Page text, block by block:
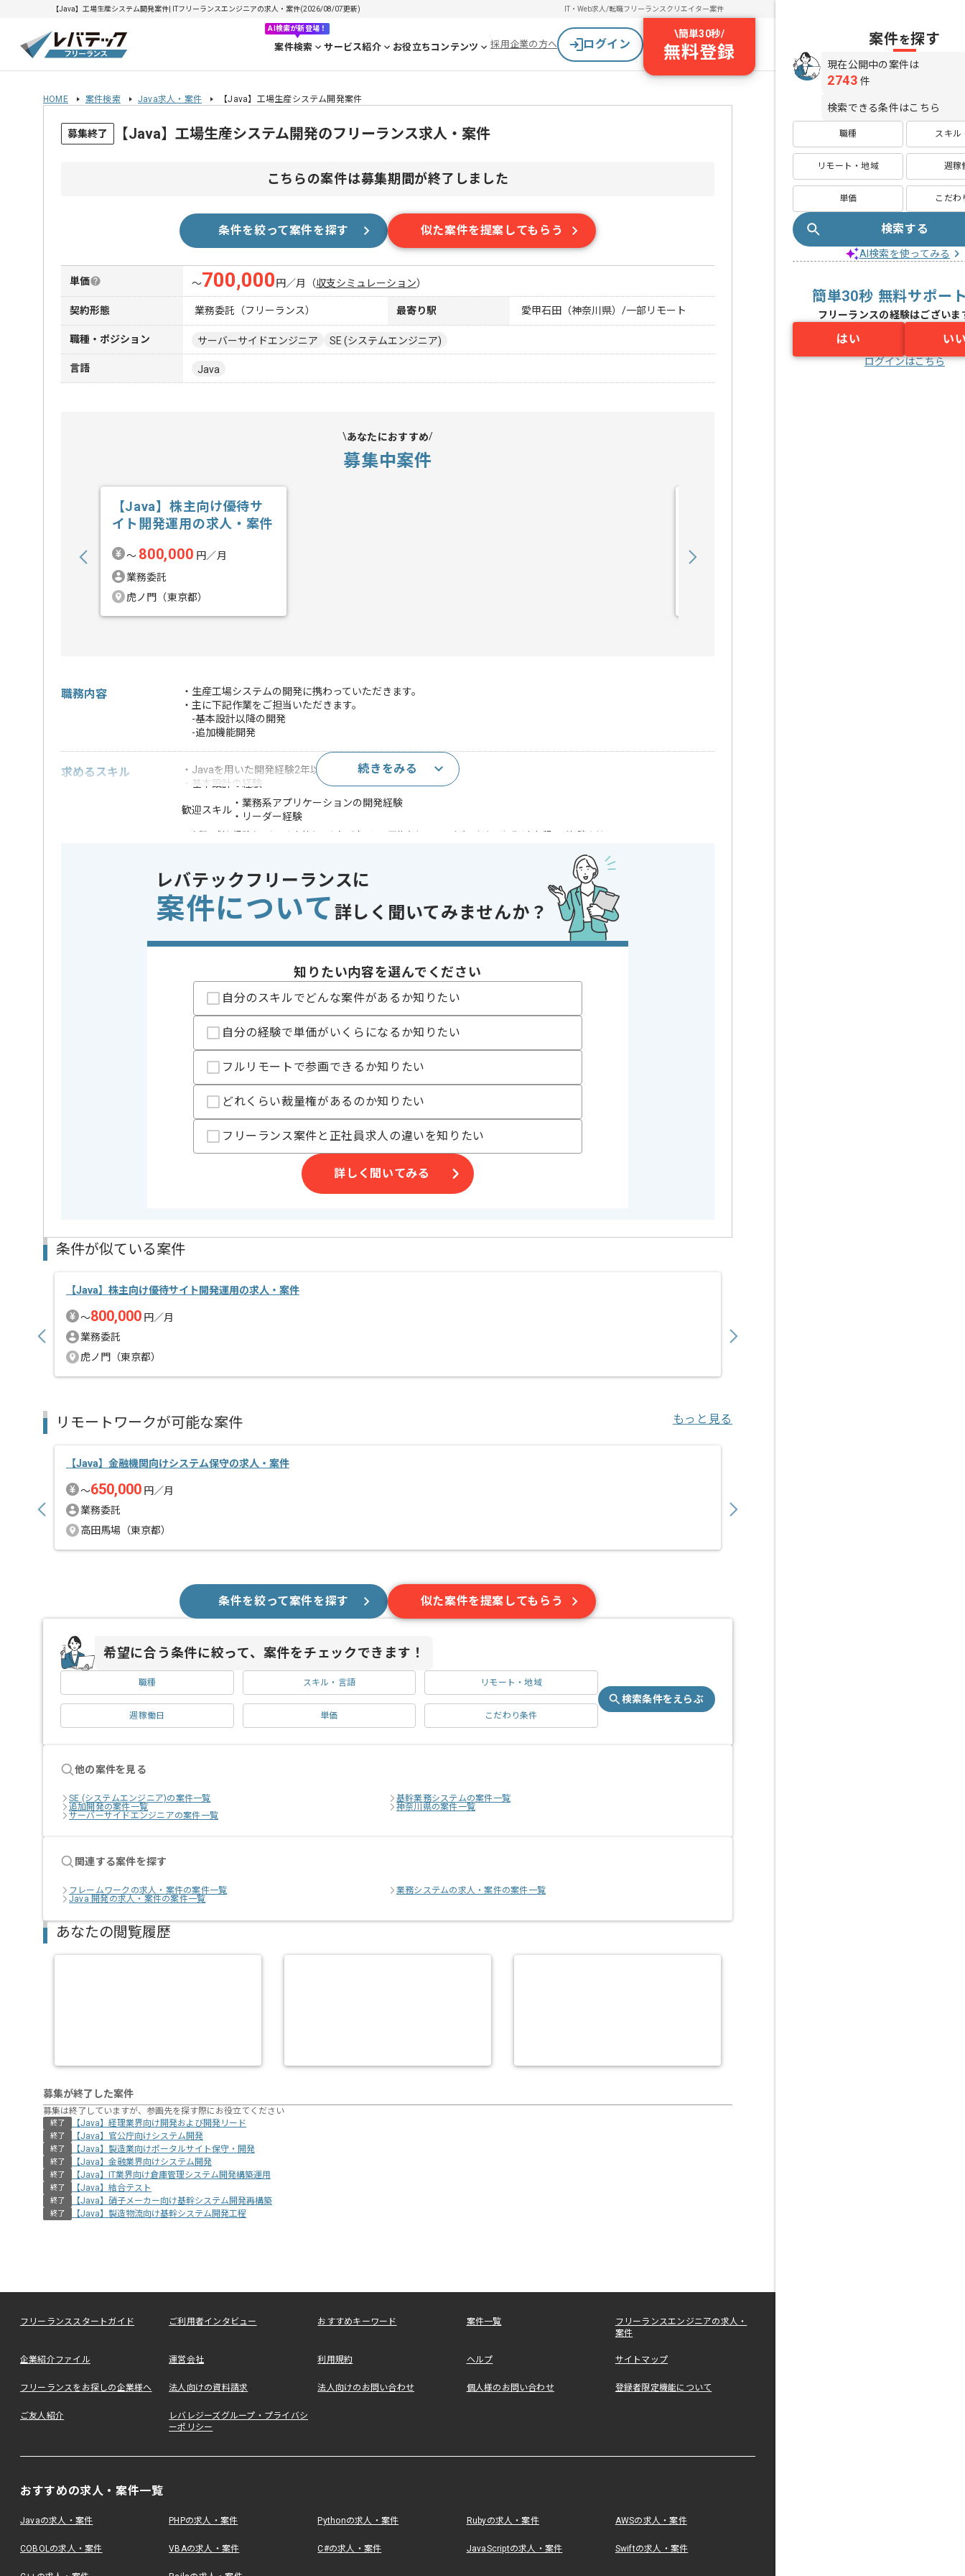
【Java】工場生産システム開発案件| ITフリーランスエンジニアの求人・案件(2026/08/07更新) IT・Web求人/転職フリーランスクリエイター案件
AI検索が新登場！
案件検索 サービス紹介 お役立ちコンテンツ 採用企業の方へ ログイン
\簡単30秒/
無料登録
HOME 案件検索 Java求人・案件 【Java】工場生産システム開発案件
募集終了 【Java】工場生産システム開発のフリーランス求人・案件
こちらの案件は募集期間が終了しました
条件を絞って案件を探す 似た案件を提案してもらう
単価 〜700,000 円／月 （収支シミュレーション）
契約形態 業務委託（フリーランス） 最寄り駅 愛甲石田（神奈川県）/一部リモート
職種・ポジション サーバーサイドエンジニア SE (システムエンジニア)
言語 Java
あなたにおすすめ
募集中案件
【Java】株主向け優待サ
イト開発運用の求人・案件
〜 800,000 円／月
業務委託
虎ノ門（東京都）
職務内容
・生産工場システムの開発に携わっていただきます。
・主に下記作業をご担当いただきます。
-基本設計以降の開発
-追加機能開発
求めるスキル
・Javaを用いた開発経験2年以上
・基本設計の経験
歓迎スキル
・業務系アプリケーションの開発経験
・リーダー経験
この案件で扱う技術 フレームワーク
Spring , Seasar2
DB
Oracle
OS
Windows
この案件のポイント 業務内容
追加開発
基幹業務システム
特徴
精算基準時間
支払いサイト
15日
業務系アプリケーションの開発に強みを持つ企業からの案件
続きをみる
レバテックフリーランスに
案件について 詳しく聞いてみませんか？
知りたい内容を選んでください
自分のスキルでどんな案件があるか知りたい
自分の経験で単価がいくらになるか知りたい
フルリモートで参画できるか知りたい
どれくらい裁量権があるのか知りたい
フリーランス案件と正社員求人の違いを知りたい
詳しく聞いてみる
条件が似ている案件
【Java】株主向け優待サイト開発運用の求人・案件
〜800,000 円／月
業務委託
虎ノ門（東京都）
リモートワークが可能な案件 もっと見る
【Java】金融機関向けシステム保守の求人・案件
〜650,000 円／月
業務委託
高田馬場（東京都）
条件を絞って案件を探す 似た案件を提案してもらう
希望に合う条件に絞って、案件をチェックできます！
職種 スキル・言語 リモート・地域
週稼働日 単価 こだわり条件
検索条件をえらぶ
他の案件を見る
SE (システムエンジニア)の案件一覧
基幹業務システムの案件一覧
追加開発の案件一覧
神奈川県の案件一覧
サーバーサイドエンジニアの案件一覧
関連する案件を探す
フレームワークの求人・案件の案件一覧
業務システムの求人・案件の案件一覧
Java 開発の求人・案件の案件一覧
あなたの閲覧履歴
募集が終了した案件
募集は終了していますが、参画先を探す際にお役立てください
終了 【Java】経理業界向け開発および開発リード
終了 【Java】官公庁向けシステム開発
終了 【Java】製造業向けポータルサイト保守・開発
終了 【Java】金融業界向けシステム開発
終了 【Java】IT業界向け倉庫管理システム開発構築運用
終了 【Java】結合テスト
終了 【Java】硝子メーカー向け基幹システム開発再構築
終了 【Java】製造物流向け基幹システム開発工程
フリーランススタートガイド ご利用者インタビュー おすすめキーワード 案件一覧
フリーランスエンジニアの求人・
案件
企業紹介ファイル 運営会社 利用規約 ヘルプ サイトマップ
フリーランスをお探しの企業様へ 法人向けの資料請求 法人向けのお問い合わせ 個人様のお問い合わせ 登録者限定機能について
ご友人紹介
レバレジーズグループ・プライバシ
ーポリシー
おすすめの求人・案件一覧
Javaの求人・案件 PHPの求人・案件 Pythonの求人・案件 Rubyの求人・案件 AWSの求人・案件
COBOLの求人・案件 VBAの求人・案件 C#の求人・案件 JavaScriptの求人・案件 Swiftの求人・案件
案件を探す
現在公開中の案件は
2743 件
検索できる条件はこちら
職種 スキル
リモート・地域 週稼
単価 こだわ
検索する
AI検索を使ってみる
簡単30秒 無料サポー
フリーランスの経験はございま
はい い
ログインはこちら